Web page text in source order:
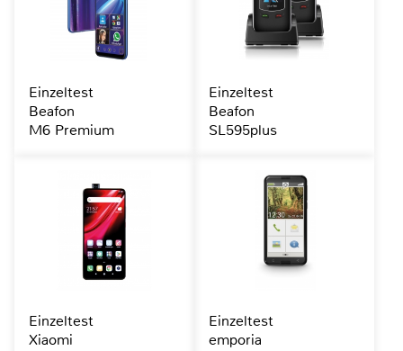
Einzeltest
Beafon
M6 Premium
Einzeltest
Beafon
SL595plus
Einzeltest
Xiaomi
Einzeltest
emporia